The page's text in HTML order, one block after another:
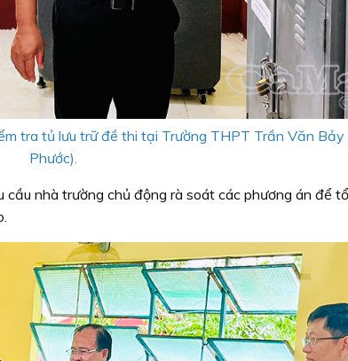
tra tủ lưu trữ đề thi tại Trường THPT Trần Văn Bảy
Phước).
nhà trường chủ động rà soát các phương án để